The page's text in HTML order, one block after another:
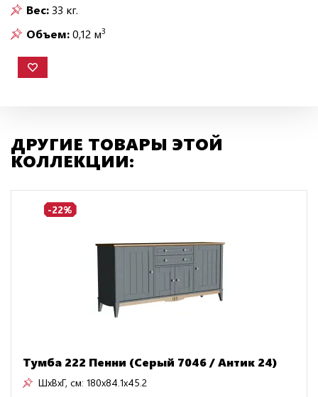
Вес:33 кг.
Объем:0,12 м3
ДРУГИЕ ТОВАРЫ ЭТОЙ
КОЛЛЕКЦИИ:
-22%
Тумба 222 Пенни (Серый 7046 / Антик 24)
ШxВxГ, см: 180x84.1x45.2